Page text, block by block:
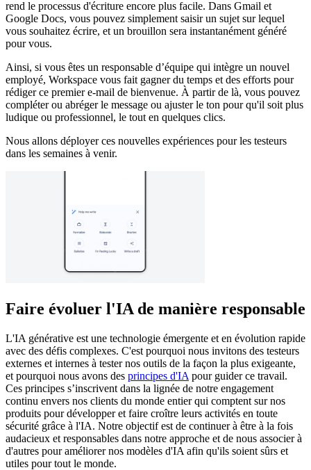
rend le processus d'écriture encore plus facile. Dans Gmail et
Google Docs, vous pouvez simplement saisir un sujet sur lequel
vous souhaitez écrire, et un brouillon sera instantanément généré
pour vous.
Ainsi, si vous êtes un responsable d’équipe qui intègre un nouvel
employé, Workspace vous fait gagner du temps et des efforts pour
rédiger ce premier e-mail de bienvenue. À partir de là, vous pouvez
compléter ou abréger le message ou ajuster le ton pour qu'il soit plus
ludique ou professionnel, le tout en quelques clics.
Nous allons déployer ces nouvelles expériences pour les testeurs
dans les semaines à venir.
Faire évoluer l'IA de manière responsable
L'IA générative est une technologie émergente et en évolution rapide
avec des défis complexes. C'est pourquoi nous invitons des testeurs
externes et internes à tester nos outils de la façon la plus exigeante,
et pourquoi nous avons des principes d'IA pour guider ce travail.
Ces principes s’inscrivent dans la lignée de notre engagement
continu envers nos clients du monde entier qui comptent sur nos
produits pour développer et faire croître leurs activités en toute
sécurité grâce à l'IA. Notre objectif est de continuer à être à la fois
audacieux et responsables dans notre approche et de nous associer à
d'autres pour améliorer nos modèles d'IA afin qu'ils soient sûrs et
utiles pour tout le monde.